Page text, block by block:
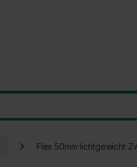
Fles 50mm lichtgewicht